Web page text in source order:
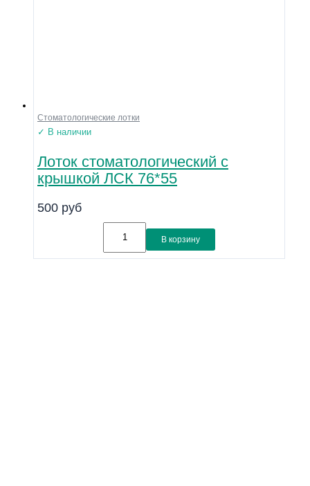
Стоматологические лотки
✓ В наличии
Лоток стоматологический с
крышкой ЛСК 76*55
500 руб
В корзину